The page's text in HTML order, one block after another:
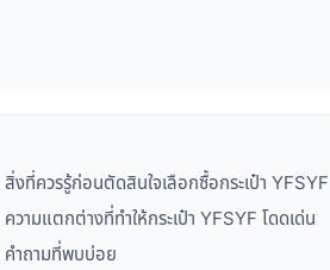
สิ่งที่ควรรู้ก่อนตัดสินใจเลือกซื้อกระเป๋า YFSYF
ความแตกต่างที่ทำให้กระเป๋า YFSYF โดดเด่น
คำถามที่พบบ่อย